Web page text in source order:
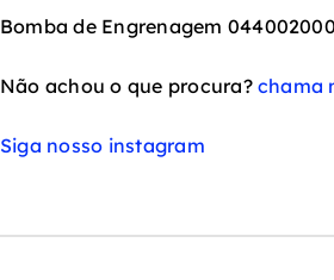
Bomba de Engrenagem
Não achou o que procura?chama
Siga nosso instagram